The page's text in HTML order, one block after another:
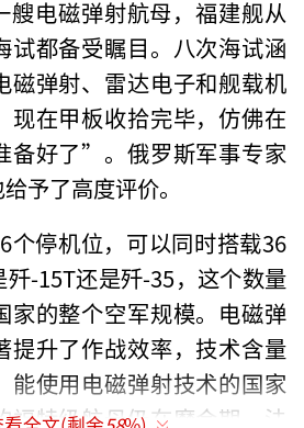
艘电磁弹射航母，福建舰从
试都备受瞩目。八次海试涵
磁弹射、雷达电子和舰载机
现在甲板收拾完毕，仿佛在
备好了”。俄罗斯军事专家
予了高度评价。
个停机位，可以同时搭载36
-15T还是歼-35，这个数量
家的整个空军规模。电磁弹
提升了作战效率，技术含量
能使用电磁弹射技术的国家
福特级航母仍在磨合期，法